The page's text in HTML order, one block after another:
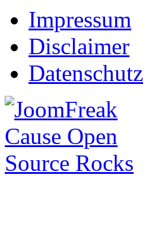
Impressum
Disclaimer
Datenschutz